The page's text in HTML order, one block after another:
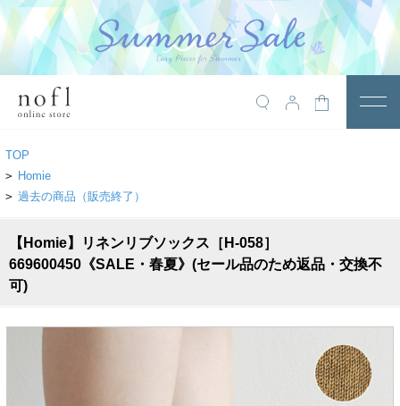
￥10,800税込以上で送料無料
ワンピース
TOP
> Homie
> 過去の商品（販売終了）
【Homie】リネンリブソックス［H-058］
669600450《SALE・春夏》(セール品のため返品・交換不
可)